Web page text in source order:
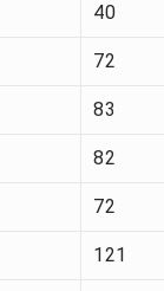
40
72
83
82
72
121